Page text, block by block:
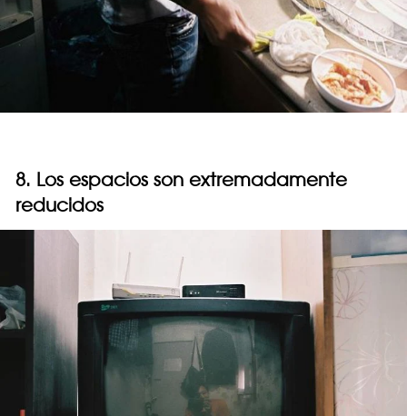
8. Los espacios son extremadamente
reducidos